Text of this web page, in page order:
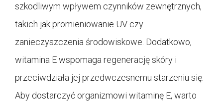
szkodliwym wpływem czynników zewnętrznych,
takich jak promieniowanie UV czy
zanieczyszczenia środowiskowe. Dodatkowo,
witamina E wspomaga regenerację skóry i
przeciwdziała jej przedwczesnemu starzeniu się.
Aby dostarczyć organizmowi witaminę E, warto